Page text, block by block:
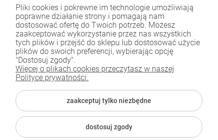
sklep@adecoshop.pl
Moje konto
Informacje sprzedażowe
Dane kontaktowe
Koniecznie sprawdź
ADECO. Polski producent chemii budowlanej
Pliki cookies i pokrewne im technologie umożliwiają
poprawne działanie strony i pomagają nam
dostosować ofertę do Twoich potrzeb. Możesz
zaakceptować wykorzystanie przez nas wszystkich
tych plików i przejść do sklepu lub dostosować użycie
plików do swoich preferencji, wybierając opcję
"Dostosuj zgody".
Więcej o plikach cookies przeczytasz w naszej
Polityce prywatności.
zaakceptuj tylko niezbędne
dostosuj zgody